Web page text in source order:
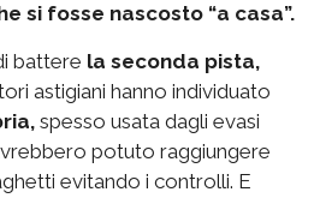
si fosse nascosto “a casa”.
battere la seconda pista,
astigiani hanno individuato
spesso usata dagli evasi
potuto raggiungere
evitando i controlli. E